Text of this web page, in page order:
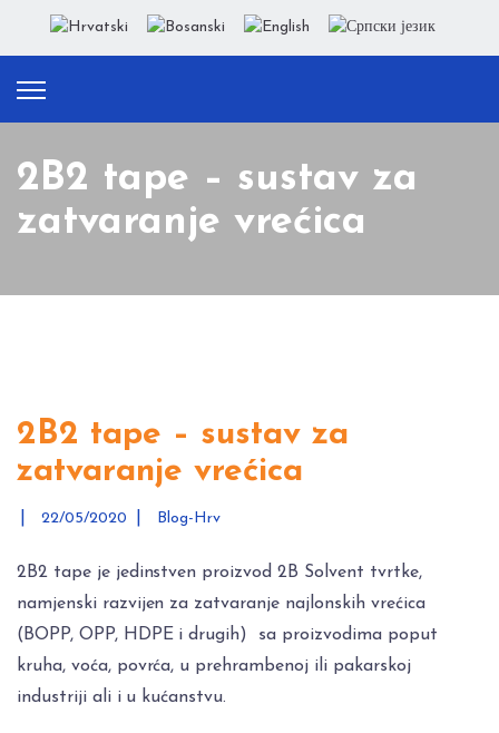
2B2 tape – sustav za
zatvaranje vrećica
2B2 tape – sustav za
zatvaranje vrećica
22/05/2020 Blog-Hrv
2B2 tape je jedinstven proizvod 2B Solvent tvrtke,
namjenski razvijen za zatvaranje najlonskih vrećica
(BOPP, OPP, HDPE i drugih) sa proizvodima poput
kruha, voća, povrća, u prehrambenoj ili pakarskoj
industriji ali i u kućanstvu.